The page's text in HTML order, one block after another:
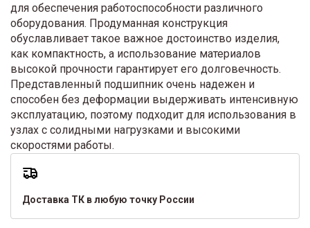
для обеспечения работоспособности различного
оборудования. Продуманная конструкция
обуславливает такое важное достоинство изделия,
как компактность, а использование материалов
высокой прочности гарантирует его долговечность.
Представленный подшипник очень надежен и
способен без деформации выдерживать интенсивную
эксплуатацию, поэтому подходит для использования в
узлах с солидными нагрузками и высокими
скоростями работы.
Доставка ТК в любую точку России